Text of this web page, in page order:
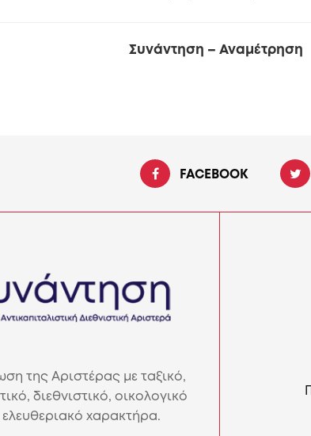
Συνάντηση – Αναμέτρηση
FACEBOOK
της Αριστέρας με ταξικό,
διεθνιστικό, οικολογικό
ελευθεριακό χαρακτήρα.